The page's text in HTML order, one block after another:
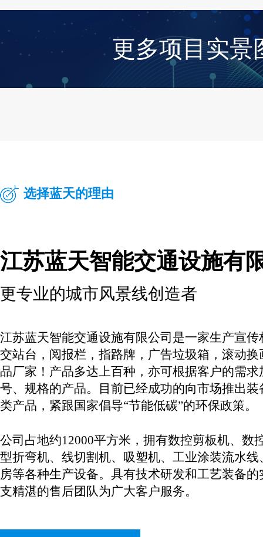
更多项目实景
选择蓝天的理由
江苏蓝天智能交通设施有
更专业的城市风景线创造者
江苏蓝天智能交通设施有限公司是一家生产宣
交站台，阅报栏，指路牌，广告垃圾箱，滚动
品厂家！产品多达上百种，亦可根据客户的需
号、规格的产品。目前已经成功的向市场推出
类产品，紧跟国家倡导“节能低碳”的环保政策。
公司占地约12000平方米，拥有数控剪板机、数
型折弯机、线切割机、吸塑机、工业涂装流水
房等各种生产设备。具有技术研发和工艺装备
支精湛的售后团队为广大客户服务。